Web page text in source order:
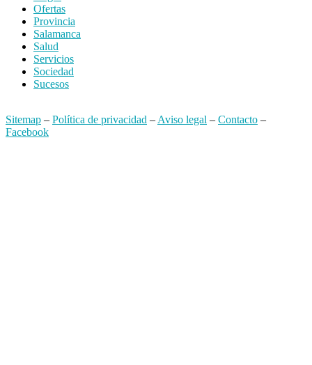
Ofertas
Provincia
Salamanca
Salud
Servicios
Sociedad
Sucesos
Sitemap – Política de privacidad – Aviso legal – Contacto –
Facebook